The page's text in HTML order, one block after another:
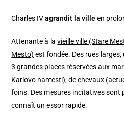
Charles IVagrandit la villeen
Attenante à lavieille ville (Stare
Mesto) est fondée. Des rues
3 grandes places réservées aux
Karlovo namesti), de chevaux
foins. Des mesures incitatives sont
connaît un essor rapide.